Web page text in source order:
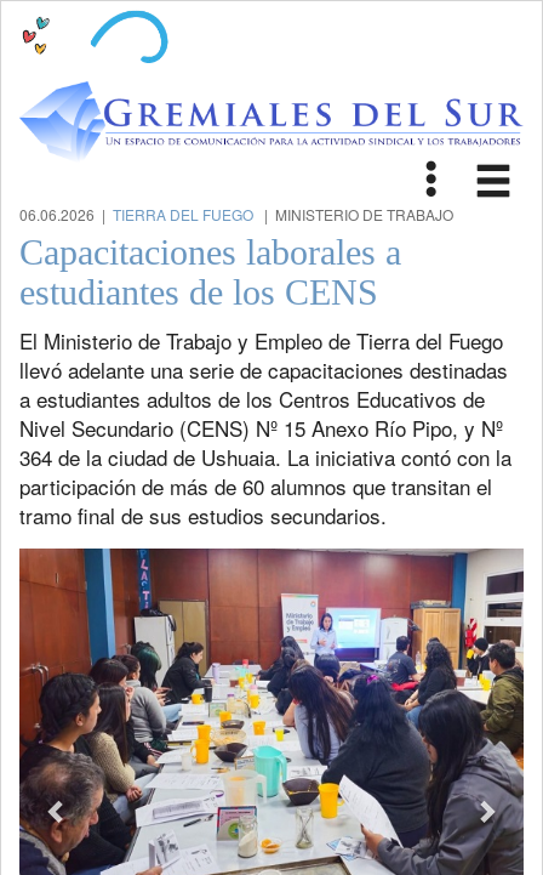
Toggle
06.06.2026 | TIERRA DEL FUEGO | MINISTERIO DE TRABAJO
Capacitaciones laborales a
estudiantes de los CENS
El Ministerio de Trabajo y Empleo de Tierra del Fuego
llevó adelante una serie de capacitaciones destinadas
a estudiantes adultos de los Centros Educativos de
Nivel Secundario (CENS) Nº 15 Anexo Río Pipo, y Nº
364 de la ciudad de Ushuaia. La iniciativa contó con la
participación de más de 60 alumnos que transitan el
tramo final de sus estudios secundarios.
Previous Next